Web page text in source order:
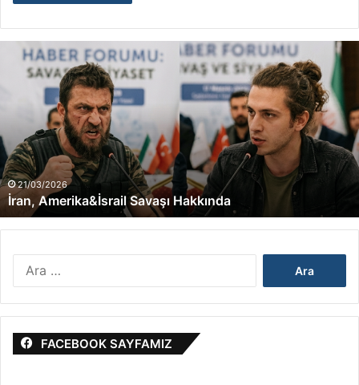
Amerika&İsrail
Savaşı
21/03/2026
İran, Amerika&İsrail Savaşı Hakkında
FACEBOOK SAYFAMIZ